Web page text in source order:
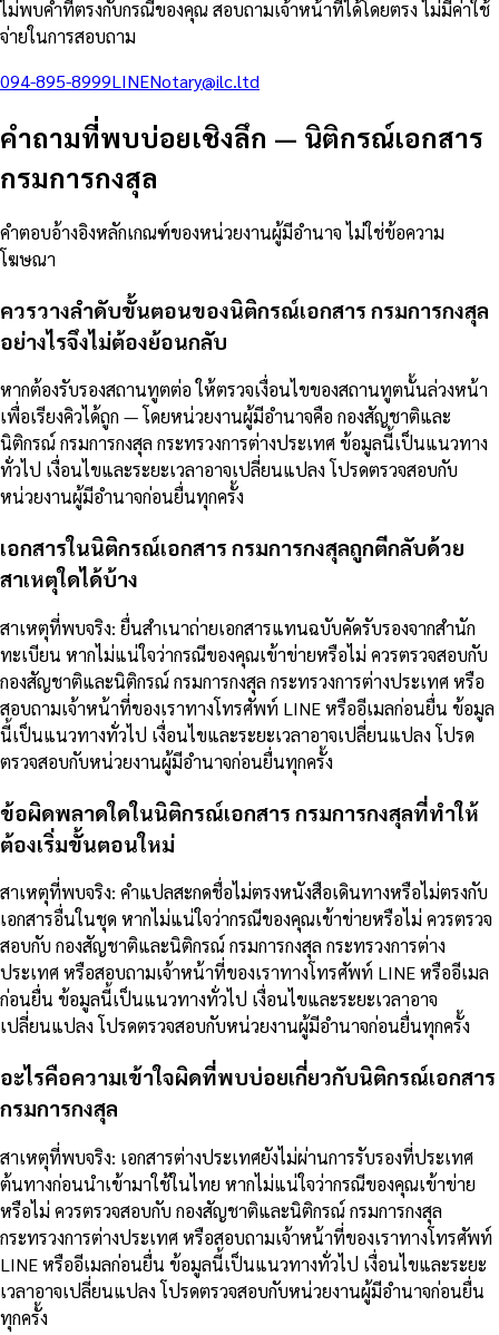
ไม่พบคำที่ตรงกับกรณีของคุณ สอบถามเจ้าหน้าที่ได้โดยตรง ไม่มีค่าใช้
จ่ายในการสอบถาม
094-895-8999LINENotary@ilc.ltd
คำถามที่พบบ่อยเชิงลึก — นิติกรณ์เอกสาร
กรมการกงสุล
คำตอบอ้างอิงหลักเกณฑ์ของหน่วยงานผู้มีอำนาจ ไม่ใช่ข้อความ
โฆษณา
ควรวางลำดับขั้นตอนของนิติกรณ์เอกสาร กรมการกงสุล
อย่างไรจึงไม่ต้องย้อนกลับ
หากต้องรับรองสถานทูตต่อ ให้ตรวจเงื่อนไขของสถานทูตนั้นล่วงหน้า
เพื่อเรียงคิวได้ถูก — โดยหน่วยงานผู้มีอำนาจคือ กองสัญชาติและ
นิติกรณ์ กรมการกงสุล กระทรวงการต่างประเทศ ข้อมูลนี้เป็นแนวทาง
ทั่วไป เงื่อนไขและระยะเวลาอาจเปลี่ยนแปลง โปรดตรวจสอบกับ
หน่วยงานผู้มีอำนาจก่อนยื่นทุกครั้ง
เอกสารในนิติกรณ์เอกสาร กรมการกงสุลถูกตีกลับด้วย
สาเหตุใดได้บ้าง
สาเหตุที่พบจริง: ยื่นสำเนาถ่ายเอกสารแทนฉบับคัดรับรองจากสำนัก
ทะเบียน หากไม่แน่ใจว่ากรณีของคุณเข้าข่ายหรือไม่ ควรตรวจสอบกับ
กองสัญชาติและนิติกรณ์ กรมการกงสุล กระทรวงการต่างประเทศ หรือ
สอบถามเจ้าหน้าที่ของเราทางโทรศัพท์ LINE หรืออีเมลก่อนยื่น ข้อมูล
นี้เป็นแนวทางทั่วไป เงื่อนไขและระยะเวลาอาจเปลี่ยนแปลง โปรด
ตรวจสอบกับหน่วยงานผู้มีอำนาจก่อนยื่นทุกครั้ง
ข้อผิดพลาดใดในนิติกรณ์เอกสาร กรมการกงสุลที่ทำให้
ต้องเริ่มขั้นตอนใหม่
สาเหตุที่พบจริง: คำแปลสะกดชื่อไม่ตรงหนังสือเดินทางหรือไม่ตรงกับ
เอกสารอื่นในชุด หากไม่แน่ใจว่ากรณีของคุณเข้าข่ายหรือไม่ ควรตรวจ
สอบกับ กองสัญชาติและนิติกรณ์ กรมการกงสุล กระทรวงการต่าง
ประเทศ หรือสอบถามเจ้าหน้าที่ของเราทางโทรศัพท์ LINE หรืออีเมล
ก่อนยื่น ข้อมูลนี้เป็นแนวทางทั่วไป เงื่อนไขและระยะเวลาอาจ
เปลี่ยนแปลง โปรดตรวจสอบกับหน่วยงานผู้มีอำนาจก่อนยื่นทุกครั้ง
อะไรคือความเข้าใจผิดที่พบบ่อยเกี่ยวกับนิติกรณ์เอกสาร
กรมการกงสุล
สาเหตุที่พบจริง: เอกสารต่างประเทศยังไม่ผ่านการรับรองที่ประเทศ
ต้นทางก่อนนำเข้ามาใช้ในไทย หากไม่แน่ใจว่ากรณีของคุณเข้าข่าย
หรือไม่ ควรตรวจสอบกับ กองสัญชาติและนิติกรณ์ กรมการกงสุล
กระทรวงการต่างประเทศ หรือสอบถามเจ้าหน้าที่ของเราทางโทรศัพท์
LINE หรืออีเมลก่อนยื่น ข้อมูลนี้เป็นแนวทางทั่วไป เงื่อนไขและระยะ
เวลาอาจเปลี่ยนแปลง โปรดตรวจสอบกับหน่วยงานผู้มีอำนาจก่อนยื่น
ทุกครั้ง